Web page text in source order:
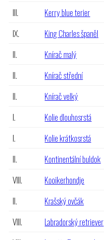
III.
Kerry blue terier
IX.
King Charles španěl
II.
Knírač malý
II.
Knírač střední
II.
Knírač velký
I.
Kolie dlouhosrstá
I.
Kolie krátkosrstá
II.
Kontinentální buldok
VIII.
Kooikerhondje
II.
Krašský ovčák
VIII.
Labradorský retriever